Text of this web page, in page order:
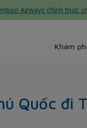
Airways chính thức
Khám
Quốc đi